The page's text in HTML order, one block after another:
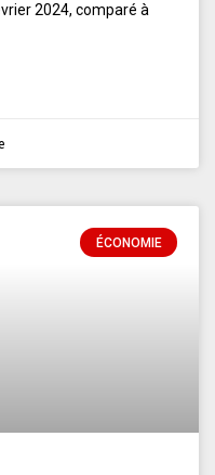
2024, comparé à
ÉCONOMIE